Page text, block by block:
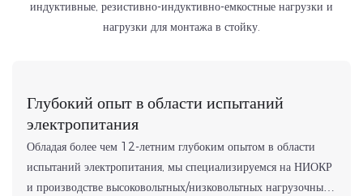
индуктивные, резистивно-индуктивно-емкостные нагрузки и
нагрузки для монтажа в стойку.
Глубокий опыт в области испытаний
электропитания
Обладая более чем 12-летним глубоким опытом в области
испытаний электропитания, мы специализируемся на НИОКР
и производстве высоковольтных/низковольтных нагрузочных